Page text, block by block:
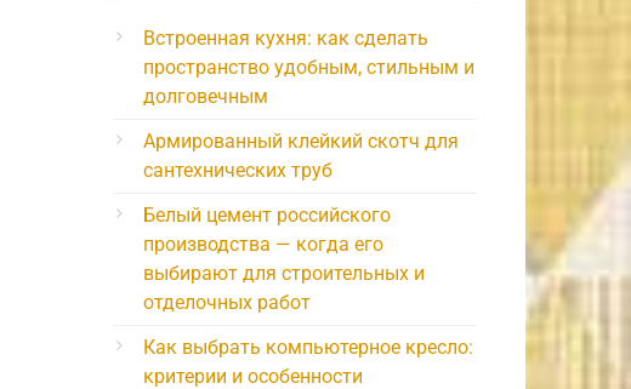
Встроенная кухня: как сделать
пространство удобным, стильным и
долговечным
Армированный клейкий скотч для
сантехнических труб
Белый цемент российского
производства — когда его
выбирают для строительных и
отделочных работ
Как выбрать компьютерное кресло:
критерии и особенности